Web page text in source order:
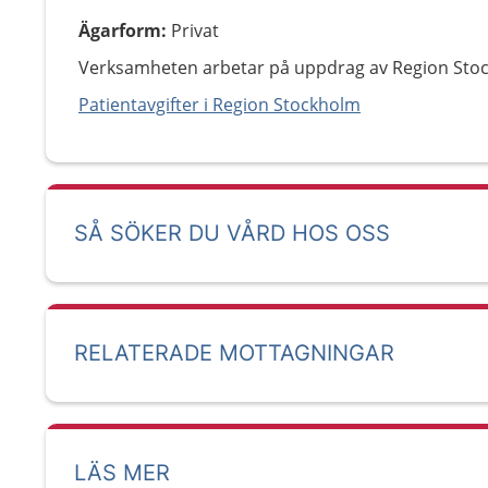
Ägarform: Privat
Verksamheten arbetar på uppdrag av Region
Patientavgifter i Region Stockholm
SÅ SÖKER DU VÅRD HOS OSS
RELATERADE MOTTAGNINGAR
LÄS MER